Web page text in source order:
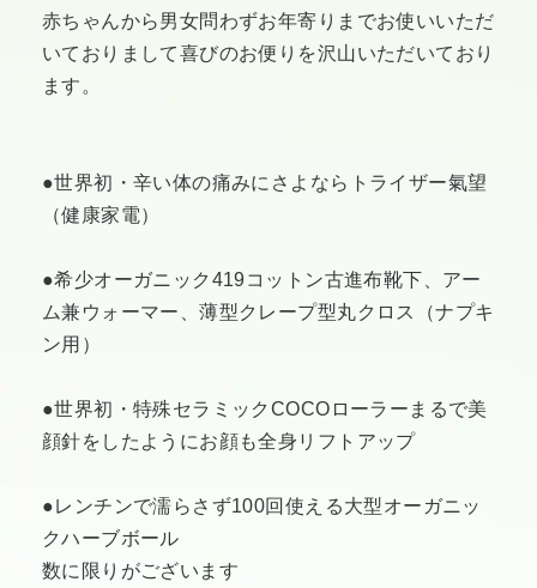
赤ちゃんから男女問わずお年寄りまでお使いいただ
いておりまして喜びのお便りを沢山いただいており
ます。
●世界初・辛い体の痛みにさよならトライザー氣望
（健康家電）
●希少オーガニック419コットン古進布靴下、アー
ム兼ウォーマー、薄型クレープ型丸クロス（ナプキ
ン用）
●世界初・特殊セラミックCOCOローラーまるで美
顔針をしたようにお顔も全身リフトアップ
●レンチンで濡らさず100回使える大型オーガニッ
クハーブボール
数に限りがございます